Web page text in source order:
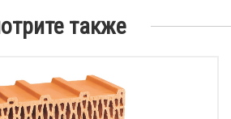
Thermo, крупноформатный
также